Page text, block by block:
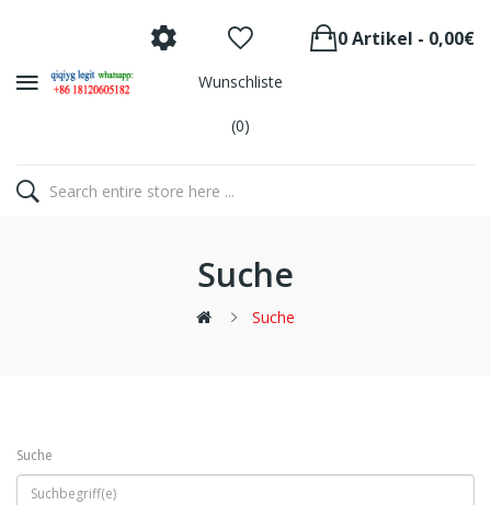
Wunschliste
(0)
0 Artikel - 0,00€
Suche
Suche
Suche